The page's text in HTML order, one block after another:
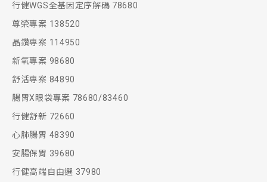
行健WGS全基因定序解碼 78680
尊榮專案 138520
晶鑽專案 114950
新氧專案 98680
舒活專案 84890
腸胃X眼袋專案 78680/83460
行健舒新 72660
心肺腸胃 48390
安腸保胃 39680
行健高端自由選 37980